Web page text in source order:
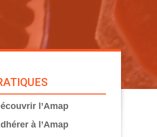
l’Amap
à l’Amap